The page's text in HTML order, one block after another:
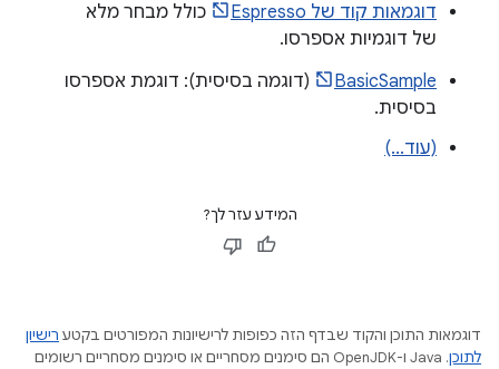
דוגמאות קוד של Espresso
כולל מבחר מלא
של דוגמיות אספרסו.
BasicSample
(דוגמה בסיסית): דוגמת אספרסו
בסיסית.
(עוד...)
המידע עזר לך?
דוגמאות התוכן והקוד שבדף הזה כפופות לרישיונות המפורטים בקטע רישיון
לתוכן
.‏ Java ו-OpenJDK הם סימנים מסחריים או סימנים מסחריים רשומים